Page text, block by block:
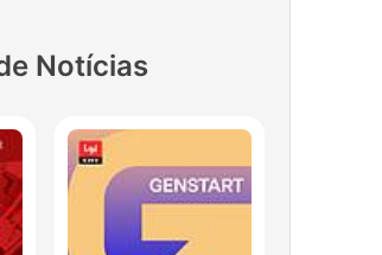
Notícias